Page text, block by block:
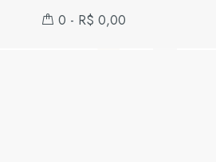
0 - R$ 0,00